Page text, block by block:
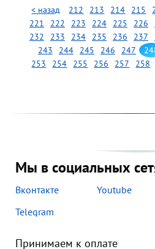
< назад 212 213 214 215
221
222 223 224 225 226
232
233 234 235 236 237
243
244 245 246 247
253
254 255 256 257 258
Мы в социальных
Вконтакте Youtube
Telegram
Принимаем к оплате